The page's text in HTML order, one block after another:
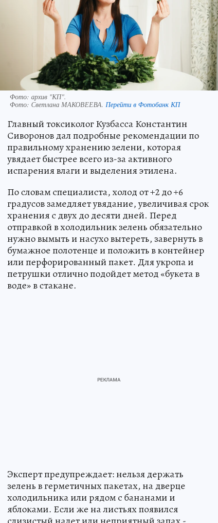
Фото: архив "КП".
Фото: Светлана МАКОВЕЕВА. Перейти в Фотобанк КП
Главный токсиколог Кузбасса Константин
Сиворонов дал подробные рекомендации по
правильному хранению зелени, которая
увядает быстрее всего из-за активного
испарения влаги и выделения этилена.
По словам специалиста, холод от +2 до +6
градусов замедляет увядание, увеличивая срок
хранения с двух до десяти дней. Перед
отправкой в холодильник зелень обязательно
нужно вымыть и насухо вытереть, завернуть в
бумажное полотенце и положить в контейнер
или перфорированный пакет. Для укропа и
петрушки отлично подойдет метод «букета в
воде» в стакане.
Эксперт предупреждает: нельзя держать
зелень в герметичных пакетах, на дверце
холодильника или рядом с бананами и
яблоками. Если же на листьях появился